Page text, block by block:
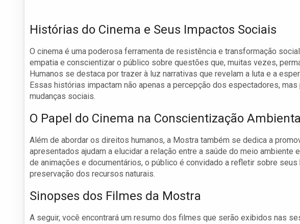
Histórias do Cinema e Seus Impactos Sociais
O cinema é uma poderosa ferramenta de resistência e transformação
empatia e conscientizar o público sobre questões que, muitas vezes,
Humanos se destaca por trazer à luz narrativas que revelam a luta e a
Essas histórias impactam não apenas a percepção dos espectadores,
mudanças sociais.
O Papel do Cinema na Conscientização Ambiental
Além de abordar os direitos humanos, a Mostra também se dedica a
apresentados ajudam a elucidar a relação entre a saúde do meio ambiente
de animações e documentários, o público é convidado a refletir sobre
preservação dos recursos naturais.
Sinopses dos Filmes da Mostra
A seguir, você encontrará um resumo dos filmes que serão exibidos nas